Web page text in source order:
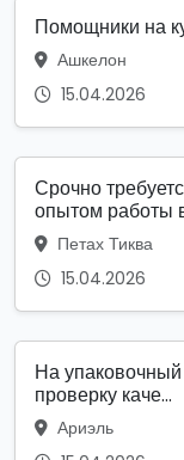
Помощники на
Ашкелон
15.04.2026
Срочно
опытом работы
Петах Тиква
15.04.2026
На
проверку каче...
Ариэль